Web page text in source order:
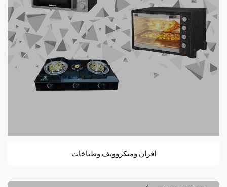
افران وميكروويف وطباخات